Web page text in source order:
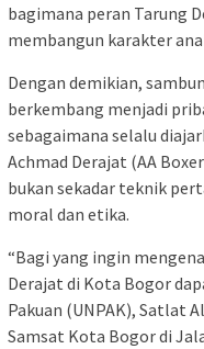
bagimana peran Tarung
membangun karakter
Dengan demikian,
berkembang menjadi
sebagaimana selalu
Achmad Derajat (AA
bukan sekadar teknik
moral dan etika.
“Bagi yang ingin
Derajat di Kota Bogor
Pakuan (UNPAK), Satlat
Samsat Kota Bogor di